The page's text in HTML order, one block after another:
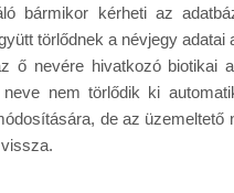
bármikor kérheti az
törlődnek a névjegy
ő nevére hivatkozó biotikai
neve nem törlődik ki
de az üzemeltető